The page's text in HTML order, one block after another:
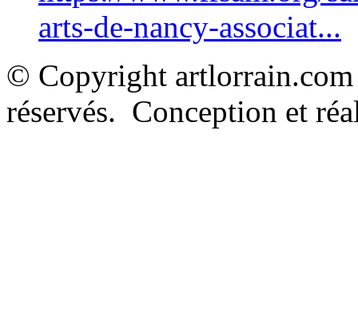
arts-de-nancy-associat...
© Copyright
réservés. Conception et